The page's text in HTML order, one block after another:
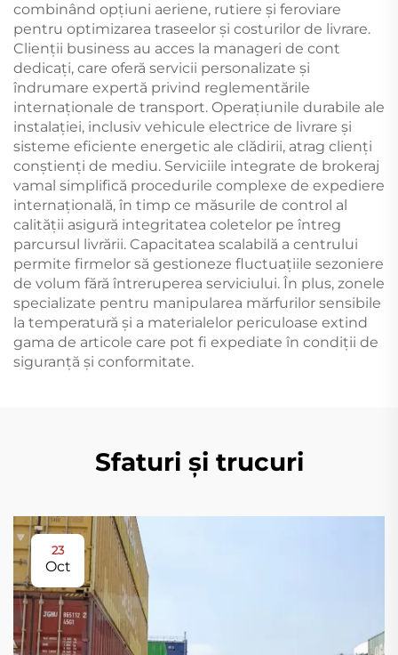
combinând opțiuni aeriene, rutiere și feroviare
pentru optimizarea traseelor și costurilor de livrare.
Clienții business au acces la manageri de cont
dedicați, care oferă servicii personalizate și
îndrumare expertă privind reglementările
internaționale de transport. Operațiunile durabile ale
instalației, inclusiv vehicule electrice de livrare și
sisteme eficiente energetic ale clădirii, atrag clienți
conștienți de mediu. Serviciile integrate de brokeraj
vamal simplifică procedurile complexe de expediere
internațională, în timp ce măsurile de control al
calității asigură integritatea coletelor pe întreg
parcursul livrării. Capacitatea scalabilă a centrului
permite firmelor să gestioneze fluctuațiile sezoniere
de volum fără întreruperea serviciului. În plus, zonele
specializate pentru manipularea mărfurilor sensibile
la temperatură și a materialelor periculoase extind
gama de articole care pot fi expediate în condiții de
siguranță și conformitate.
Sfaturi și trucuri
23
Oct